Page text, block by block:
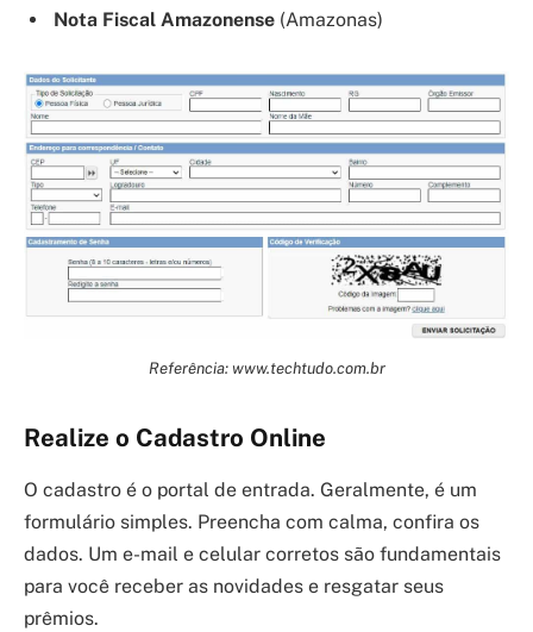
Nota Fiscal Amazonense (Amazonas)
Referência: www.techtudo.com.br
Realize o Cadastro Online
O cadastro é o portal de entrada. Geralmente, é um
formulário simples. Preencha com calma, confira os
dados. Um e-mail e celular corretos são fundamentais
para você receber as novidades e resgatar seus
prêmios.